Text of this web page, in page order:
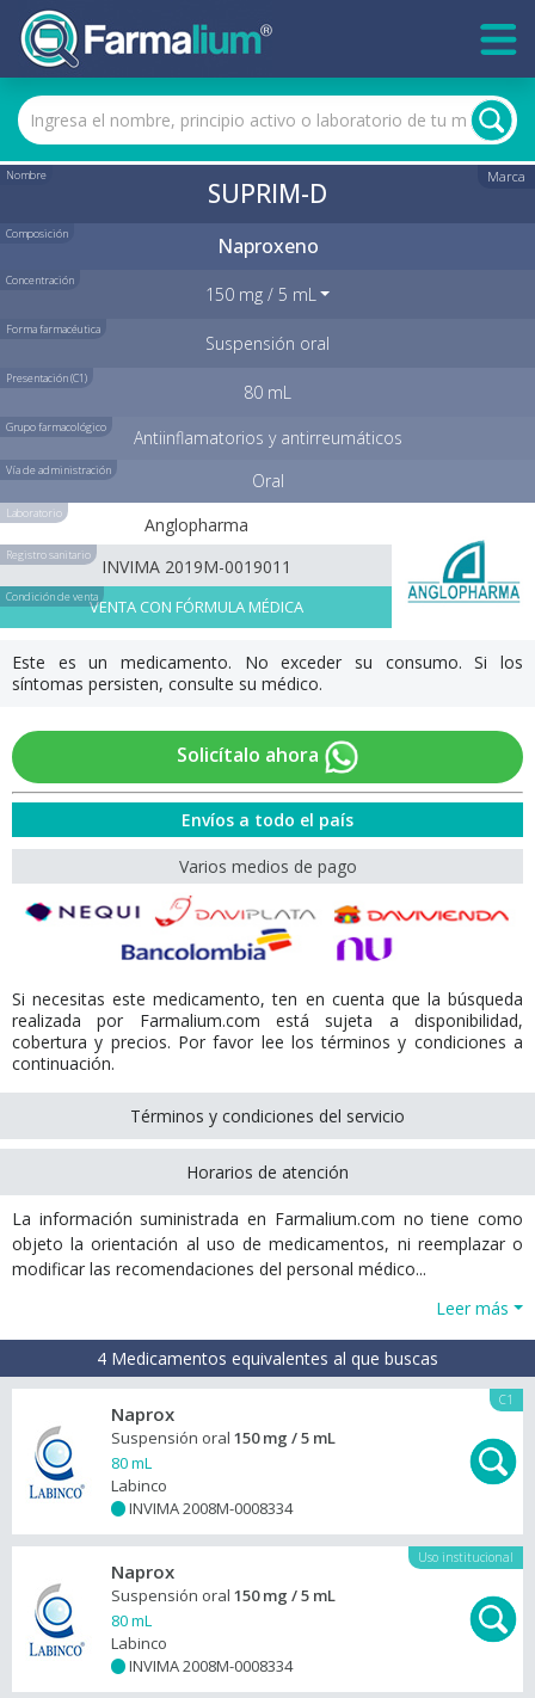
Nombre Marca
SUPRIM-D
Composición Naproxeno
Concentración
150 mg / 5 mL
Forma farmacéutica
Suspensión oral
Presentación (C1)
80 mL
Grupo farmacológico Antiinflamatorios y antirreumáticos
Vía de administración Oral
Laboratorio
Anglopharma
Registro sanitario
INVIMA 2019M-0019011
Condición de ventaVENTA CON FÓRMULA MÉDICA
Este es un medicamento. No exceder su consumo. Si los
síntomas persisten, consulte su médico.
Solicítalo ahora
Envíos a todo el país
Varios medios de pago
Si necesitas este medicamento, ten en cuenta que la búsqueda
realizada por Farmalium.com está sujeta a disponibilidad,
cobertura y precios. Por favor lee los términos y condiciones a
continuación.
Términos y condiciones del servicio
Horarios de atención
La información suministrada en Farmalium.com no tiene como
objeto la orientación al uso de medicamentos, ni reemplazar o
modificar las recomendaciones del personal médico...
Leer más
4 Medicamentos equivalentes al que buscas
C1
Naprox
Suspensión oral 150 mg / 5 mL
80 mL
Labinco
INVIMA 2008M-0008334
Uso institucional
Naprox
Suspensión oral 150 mg / 5 mL
80 mL
Labinco
INVIMA 2008M-0008334